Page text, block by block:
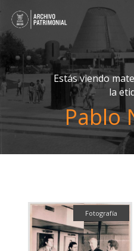
Estás viendo
la
Pablo
Fotografía